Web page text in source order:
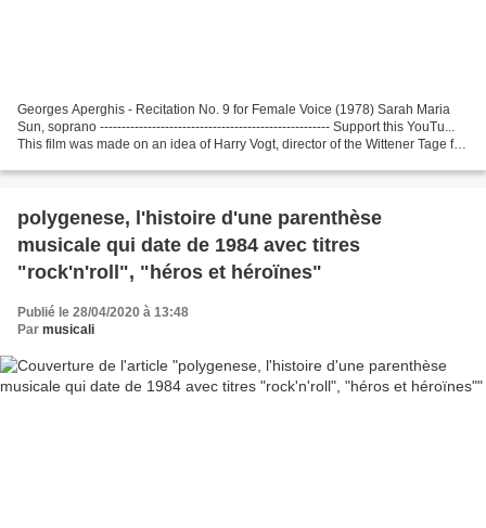
Georges Aperghis - Recitation No. 9 for Female Voice (1978) Sarah Maria
Sun, soprano ----------------------------------------------------- Support this YouTu...
This film was made on an idea of Harry Vogt, director of the Wittener Tage für
polygenese, l'histoire d'une parenthèse
musicale qui date de 1984 avec titres
"rock'n'roll", "héros et héroïnes"
Publié le 28/04/2020 à 13:48
Par musicali